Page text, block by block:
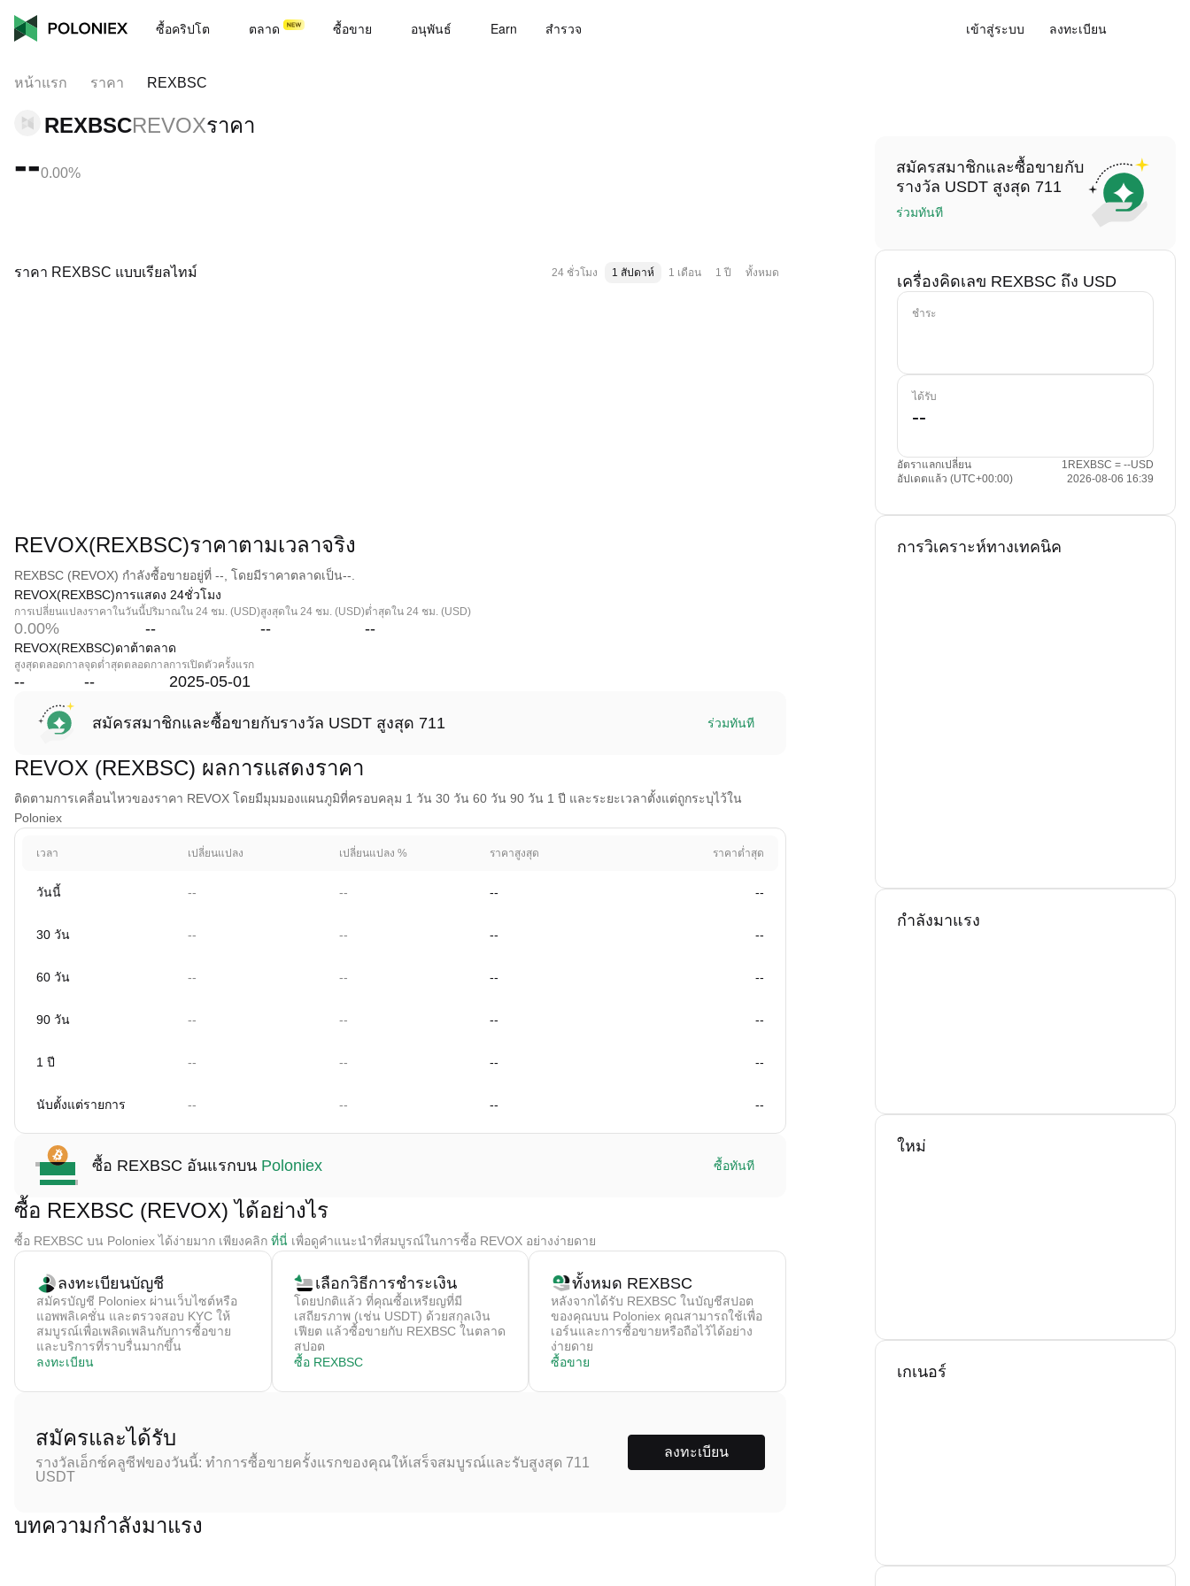
ซื้อคริปโต ตลาด ซื้อขาย อนุพันธ์ Earn สํารวจ เข้าสู่ระบบ ลงทะเบียน
หน้าแรก ราคา REXBSC
REXBSCREVOXราคา
--0.00%
ราคา REXBSC แบบเรียลไทม์ 24 ชั่วโมง 1 สัปดาห์ 1 เดือน 1 ปี ทั้งหมด
REVOX(REXBSC)ราคาตามเวลาจริง
REXBSC (REVOX) กำลังซื้อขายอยู่ที่ --, โดยมีราคาตลาดเป็น--.
REVOX(REXBSC)การแสดง 24ชั่วโมง
การเปลี่ยนแปลงราคาในวันนี้
0.00%
ปริมาณใน 24 ชม. (USD)
--
สูงสุดใน 24 ชม. (USD)
--
ต่ำสุดใน 24 ชม. (USD)
--
REVOX(REXBSC)ดาต้าตลาด
สูงสุดตลอดกาล
--
จุดต่ำสุดตลอดกาล
--
การเปิดตัวครั้งแรก
2025-05-01
สมัครสมาชิกและซื้อขายกับรางวัล USDT สูงสุด 711 ร่วมทันที
REVOX (REXBSC) ผลการแสดงราคา
ติดตามการเคลื่อนไหวของราคา REVOX โดยมีมุมมองแผนภูมิที่ครอบคลุม 1 วัน 30 วัน 60 วัน 90 วัน 1 ปี และระยะเวลาตั้งแต่ถูกระบุไว้ใน
Poloniex
เวลา เปลี่ยนแปลง เปลี่ยนแปลง % ราคาสูงสุด ราคาต่ำสุด
วันนี้ -- -- -- --
30 วัน -- -- -- --
60 วัน -- -- -- --
90 วัน -- -- -- --
1 ปี -- -- -- --
นับตั้งแต่รายการ -- -- -- --
ซื้อ REXBSC อันแรกบน Poloniex ซื้อทันที
ซื้อ REXBSC (REVOX) ได้อย่างไร
ซื้อ REXBSC บน Poloniex ได้ง่ายมาก เพียงคลิก ที่นี่ เพื่อดูคำแนะนำที่สมบูรณ์ในการซื้อ REVOX อย่างง่ายดาย
ลงทะเบียนบัญชี
สมัครบัญชี Poloniex ผ่านเว็บไซต์หรือ
แอพพลิเคชั่น และตรวจสอบ KYC ให้
สมบูรณ์เพื่อเพลิดเพลินกับการซื้อขาย
และบริการที่ราบรื่นมากขึ้น
ลงทะเบียน
เลือกวิธีการชําระเงิน
โดยปกติแล้ว ที่คุณซื้อเหรียญที่มี
เสถียรภาพ (เช่น USDT) ด้วยสกุลเงิน
เฟียต แล้วซื้อขายกับ REXBSC ในตลาด
สปอต
ซื้อ REXBSC
ทั้งหมด REXBSC
หลังจากได้รับ REXBSC ในบัญชีสปอต
ของคุณบน Poloniex คุณสามารถใช้เพื่อ
เอร์นและการซื้อขายหรือถือไว้ได้อย่าง
ง่ายดาย
ซื้อขาย
สมัครและได้รับ
รางวัลเอ็กซ์คลูซีฟของวันนี้: ทำการซื้อขายครั้งแรกของคุณให้เสร็จสมบูรณ์และรับสูงสุด 711
USDT
ลงทะเบียน
บทความกำลังมาแรง
สมัครสมาชิกและซื้อขายกับ
รางวัล USDT สูงสุด 711
ร่วมทันที
เครื่องคิดเลข REXBSC ถึง USD
ชำระ
ได้รับ
อัตราแลกเปลี่ยน
1REXBSC = --USD
อัปเดตแล้ว (UTC+00:00)
2026-08-06 16:39
การวิเคราะห์ทางเทคนิค
กำลังมาแรง
ใหม่
เกเนอร์